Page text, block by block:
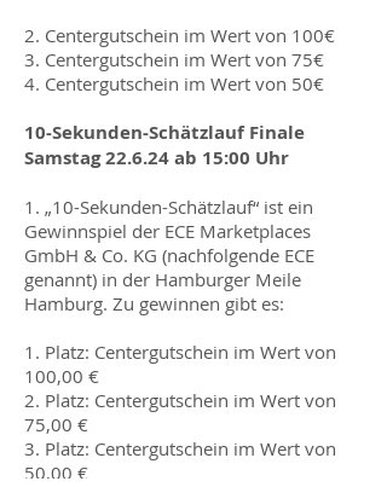
2. Centergutschein im Wert von 100€
3. Centergutschein im Wert von 75€
4. Centergutschein im Wert von 50€
10-Sekunden-Schätzlauf Finale
Samstag 22.6.24 ab 15:00 Uhr
1. „10-Sekunden-Schätzlauf“ ist ein
Gewinnspiel der ECE Marketplaces
GmbH & Co. KG (nachfolgende ECE
genannt) in der Hamburger Meile
Hamburg. Zu gewinnen gibt es:
1. Platz: Centergutschein im Wert von
100,00 €
2. Platz: Centergutschein im Wert von
75,00 €
3. Platz: Centergutschein im Wert von
50,00 €